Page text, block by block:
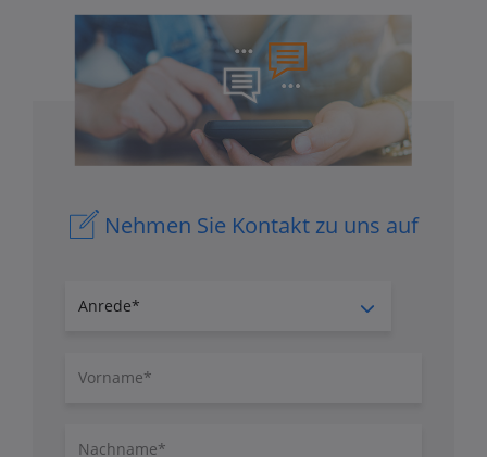
Nehmen Sie Kontakt zu uns auf
Anrede
Vorname
Nachname